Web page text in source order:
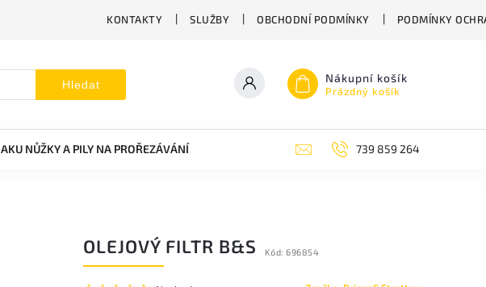
KONTAKTY SLUŽBY OBCHODNÍ PODMÍNKY PODMÍNKY
Hledat Nákupní košík
Prázdný košík
AKU NŮŽKY A PILY NA PROŘEZÁVÁNÍ ZAHRADNÍ NŮŽKY ZAHRADNÍ NÁŘADÍ STIGA
739 859 264
OLEJOVÝ FILTR B&S Kód: 696854